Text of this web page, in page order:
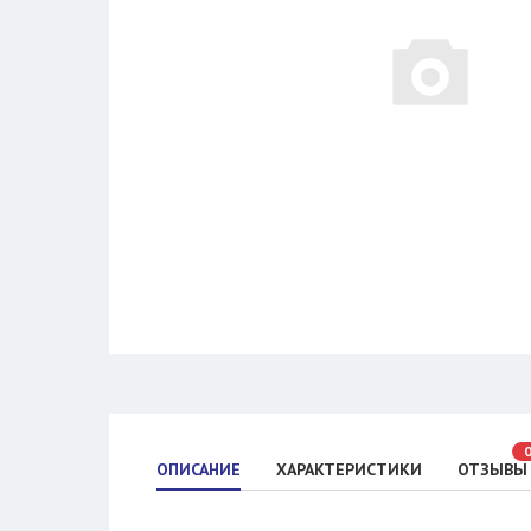
ОПИСАНИЕ ХАРАКТЕРИСТИКИ ОТЗЫВЫ
0